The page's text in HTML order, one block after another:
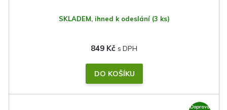
SKLADEM, ihned k odeslání (3 ks)
849 Kč
DO KOŠÍKU
Doprava